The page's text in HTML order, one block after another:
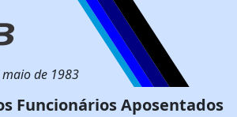
de 1983
Funcionários Aposentados